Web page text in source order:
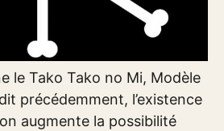
le Tako Tako no Mi, Modèle
précédemment, l’existence
augmente la possibilité